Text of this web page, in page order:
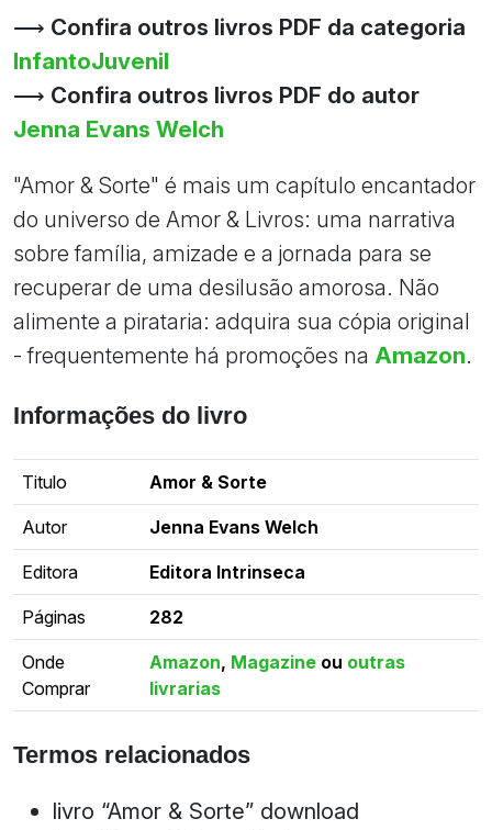
⟶ Confira outros livros PDF da categoria
InfantoJuvenil
⟶ Confira outros livros PDF do autor
Jenna Evans Welch
"Amor & Sorte" é mais um capítulo encantador
do universo de Amor & Livros: uma narrativa
sobre família, amizade e a jornada para se
recuperar de uma desilusão amorosa. Não
alimente a pirataria: adquira sua cópia original
- frequentemente há promoções na Amazon.
Informações do livro
Titulo Amor & Sorte
Autor Jenna Evans Welch
Editora Editora Intrinseca
Páginas 282
Onde
Comprar
Amazon, Magazine ou outras
livrarias
Termos relacionados
livro “Amor & Sorte” download